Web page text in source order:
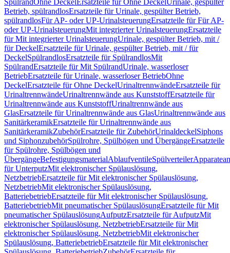
SpülrandOhne DeckelErsatzteile für Ohne DeckelUrinale, gespülter
Betrieb, spülrandlosErsatzteile für Urinale, gespülter Betrieb,
spülrandlosFür AP- oder UP-UrinalsteuerungErsatzteile für Für AP-
oder UP-UrinalsteuerungMit integrierter UrinalsteuerungErsatzteile
für Mit integrierter UrinalsteuerungUrinale, gespülter Betrieb, mit /
für DeckelErsatzteile für Urinale, gespülter Betrieb, mit / für
DeckelSpülrandlosErsatzteile für SpülrandlosMit
SpülrandErsatzteile für Mit SpülrandUrinale, wasserloser
BetriebErsatzteile für Urinale, wasserloser BetriebOhne
DeckelErsatzteile für Ohne DeckelUrinaltrennwändeErsatzteile für
UrinaltrennwändeUrinaltrennwände aus KunststoffErsatzteile für
Urinaltrennwände aus KunststoffUrinaltrennwände aus
GlasErsatzteile für Urinaltrennwände aus GlasUrinaltrennwände aus
SanitärkeramikErsatzteile für Urinaltrennwände aus
SanitärkeramikZubehörErsatzteile für ZubehörUrinaldeckelSiphons
und SiphonzubehörSpülrohre, Spülbögen und ÜbergängeErsatzteile
für Spülrohre, Spülbögen und
ÜbergängeBefestigungsmaterialAblaufventileSpülverteiler
für UnterputzMit elektronischer Spülauslösung,
NetzbetriebErsatzteile für Mit elektronischer Spülauslösung,
NetzbetriebMit elektronischer Spülauslösung,
BatteriebetriebErsatzteile für Mit elektronischer Spülauslösung,
BatteriebetriebMit pneumatischer SpülauslösungErsatzteile für Mit
pneumatischer SpülauslösungAufputzErsatzteile für AufputzMit
elektronischer Spülauslösung, NetzbetriebErsatzteile für Mit
elektronischer Spülauslösung, NetzbetriebMit elektronischer
Spülauslösung, BatteriebetriebErsatzteile für Mit elektronischer